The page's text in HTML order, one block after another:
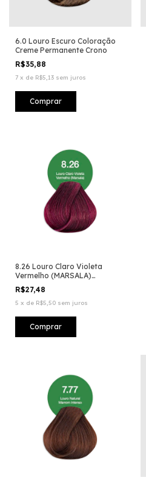
6.0 Louro Escuro Coloração
Creme Permanente Crono
R$35,88
7 x de R$5,13 sem juros
8.26 Louro Claro Violeta
Vermelho (MARSALA)
Coloração Creme Permanente
Vegana
R$27,48
5 x de R$5,50 sem juros